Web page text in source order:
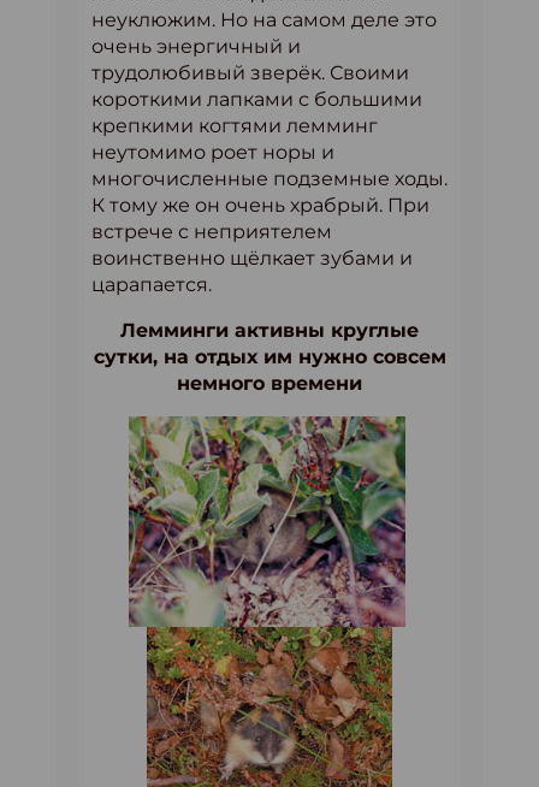
неуклюжим. Но на самом деле это
очень энергичный и
трудолюбивый зверёк. Своими
короткими лапками с большими
крепкими когтями лемминг
неутомимо роет норы и
многочисленные подземные ходы.
К тому же он очень храбрый. При
встрече с неприятелем
воинственно щёлкает зубами и
царапается.
Лемминги активны круглые
сутки, на отдых им нужно совсем
немного времени